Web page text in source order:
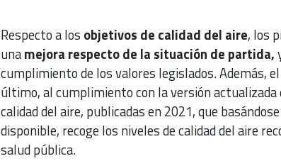
Respecto a los objetivos de calidad del aire, los
unamejora respecto de la situación de partida,
cumplimiento de los valores legislados. Además,
último, al cumplimiento con la versión actualizada
calidad del aire, publicadas en 2021, que
disponible, recoge los niveles de calidad del aire
salud pública.